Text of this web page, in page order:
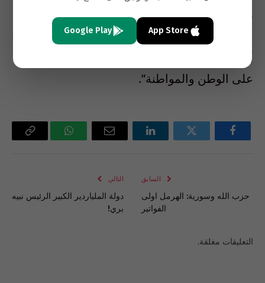
تخريب لعقدين من الزمان كنا جميعا خاسرين،
مزقت القلوب وذبح الأحبة والرابح كان العدو وعلينا
أن نتعظ من الذكرى المشؤومة باللقاء والتفاهم
على الوطن والمواطنة”.
فيسبوك تويتر لينكدإن
البريد
واتساب Copy
السابق
حزب الله وسورية: الهرمل اولى
الفواتير
التالي
دولة الملياردير الكبير الرئيس نبيه
بري!
التعليقات مغلقة.
App Store
Google Play